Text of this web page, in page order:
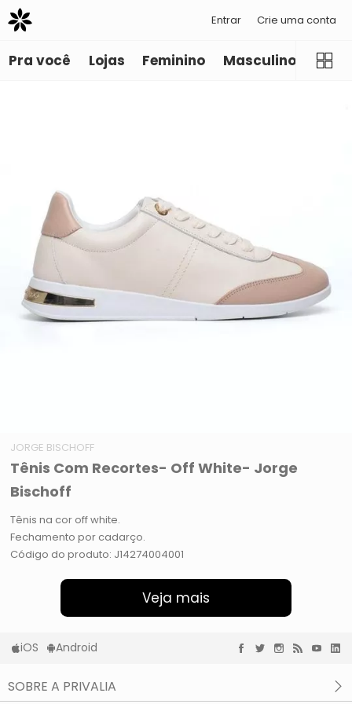
Entrar Crie uma conta
Pra você Lojas Feminino Masculino
JORGE BISCHOFF
Tênis Com Recortes- Off White- Jorge
Bischoff
Tênis na cor off white.
Fechamento por cadarço.
Código do produto: J14274004001
Veja mais
iOS Android
SOBRE A PRIVALIA